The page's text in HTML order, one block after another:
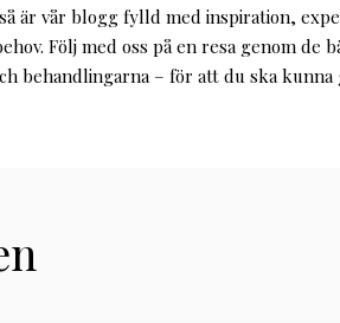
är vår blogg fylld med inspiration,
Följ med oss på en resa genom de
behandlingarna – för att du ska kunna